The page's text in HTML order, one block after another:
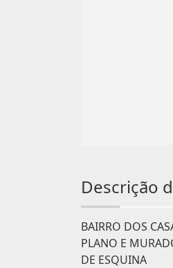
Descrição
BAIRRO DOS
PLANO E
DE ESQUINA